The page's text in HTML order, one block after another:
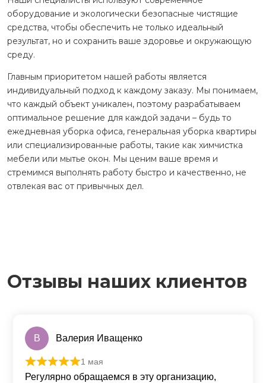
оборудование и экологически безопасные чистящие
средства, чтобы обеспечить не только идеальный
результат, но и сохранить ваше здоровье и окружающую
среду.
Главным приоритетом нашей работы является
индивидуальный подход к каждому заказу. Мы понимаем,
что каждый объект уникален, поэтому разрабатываем
оптимальное решение для каждой задачи – будь то
ежедневная уборка офиса, генеральная уборка квартиры
или специализированные работы, такие как химчистка
мебели или мытье окон. Мы ценим ваше время и
стремимся выполнять работу быстро и качественно, не
отвлекая вас от привычных дел.
Отзывы наших клиентов
В Валерия Иващенко
Оценка
1 мая
Регулярно обращаемся в эту организацию,